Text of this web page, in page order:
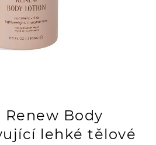
Renew Body
lehké tělové